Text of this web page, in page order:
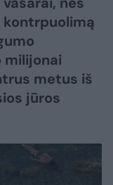
milijonai
metus iš
jūros